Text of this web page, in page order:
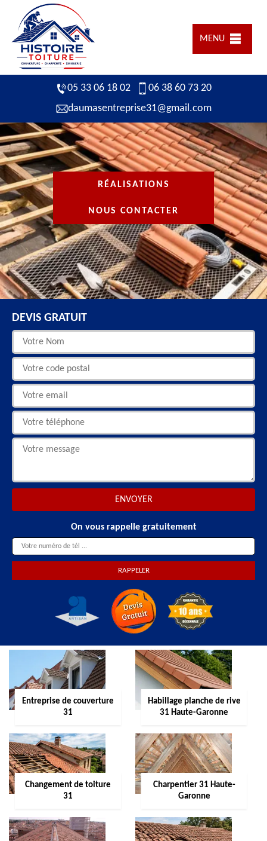
MENU
05 33 06 18 02
06 38 60 73 20
daumasentreprise31@gmail.com
RÉALISATIONS
NOUS CONTACTER
DEVIS GRATUIT
On vous rappelle gratuitement
Entreprise de couverture
31
Habillage planche de rive
31 Haute-Garonne
Changement de toiture
31
Charpentier 31 Haute-
Garonne